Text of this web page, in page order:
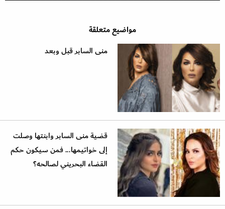
مواضيع متعلقة
منى السابر قبل وبعد
قضية منى السابر وابنتها وصلت
إلى خواتيمها... فمن سيكون حكم
القضاء البحريني لصالحه؟